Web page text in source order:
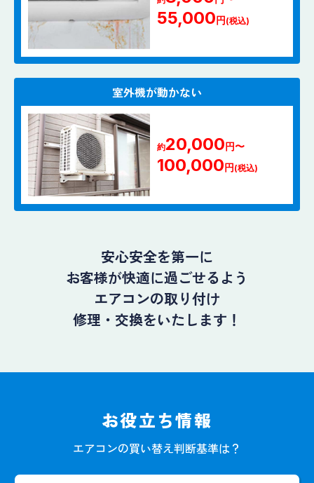
55,000円(税込)
室外機が動かない
約20,000円〜
100,000円(税込)
安心安全を第一に
お客様が快適に過ごせるよう
エアコンの取り付け
修理・交換をいたします！
お役立ち情報
エアコンの買い替え判断基準は？